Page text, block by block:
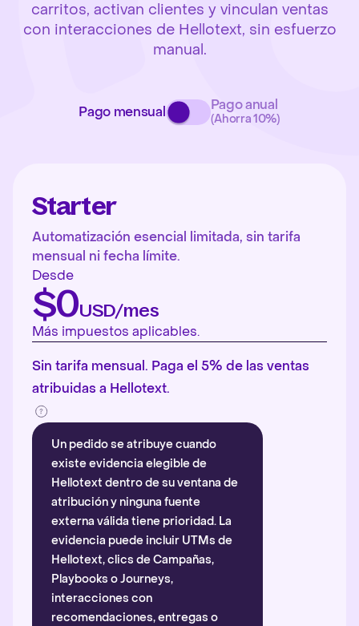
carritos, activan clientes y vinculan ventas
con interacciones de Hellotext, sin esfuerzo
manual.
Pago mensual Pago anual
(Ahorra 10%)
Starter
Automatización esencial limitada, sin tarifa
mensual ni fecha límite.
Desde
$0USD/mes
Más impuestos aplicables.
Sin tarifa mensual. Paga el 5% de las ventas
atribuidas a Hellotext.
Un pedido se atribuye cuando
existe evidencia elegible de
Hellotext dentro de su ventana de
atribución y ninguna fuente
externa válida tiene prioridad. La
evidencia puede incluir UTMs de
Hellotext, clics de Campañas,
Playbooks o Journeys,
interacciones con
recomendaciones, entregas o